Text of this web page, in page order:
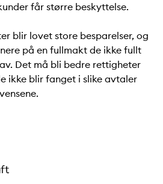
får større beskyttelse.
blir lovet store besparelser, og
på en fullmakt de ikke fullt
Det må bli bedre rettigheter
ikke blir fanget i slike avtaler